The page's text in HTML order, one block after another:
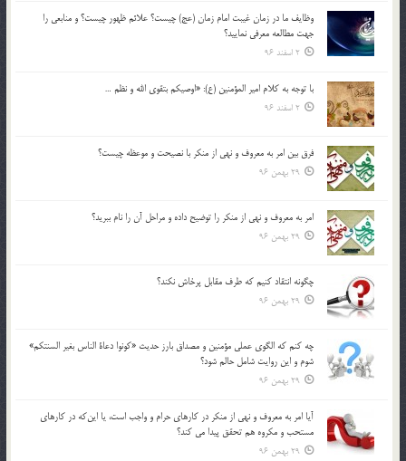
وظايف ما در زمان غيبت امام زمان (عج) چيست؟ علائم ظهور چيست؟ و منابعي را
جهت مطالعه معرفي نماييد؟
2 اسفند 96
با توجه به كلام امير المؤمنين (ع): «اوصيكم بتقوي الله و نظم …
2 اسفند 96
فرق بين امر به معروف و نهي از منكر با نصيحت و موعظه چيست؟
29 بهمن 96
امر به معروف و نهي از منكر را توضيح داده و مراحل آن را نام ببريد؟
29 بهمن 96
چگونه انتقاد كنيم كه طرف مقابل پرخاش نكند؟
29 بهمن 96
چه كنم كه الگوي عملي مؤمنين و مصداق بارز حديث «كونوا دعاة الناس بغير السنتكم»
شوم و اين روايت شامل حالم شود؟
29 بهمن 96
آيا امر به معروف و نهي از منكر در كارهاي حرام و واجب است، يا اين‌كه در كارهاي
مستحب و مكروه هم تحقق پيدا مي كند؟
29 بهمن 96